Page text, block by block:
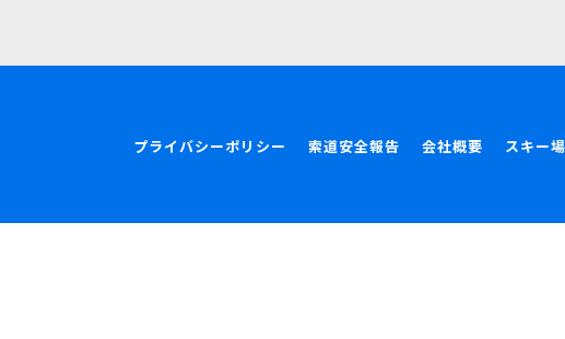
プライバシーポリシー 索道安全報告 会社概要 スキー